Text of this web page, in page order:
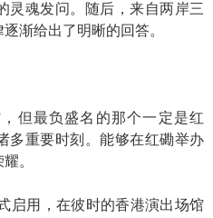
灵魂发问。随后，来自两岸三
渐给出了明晰的回答。
最负盛名的那个一定是红
多重要时刻。能够在红磡举办
。
用，在彼时的香港演出场馆